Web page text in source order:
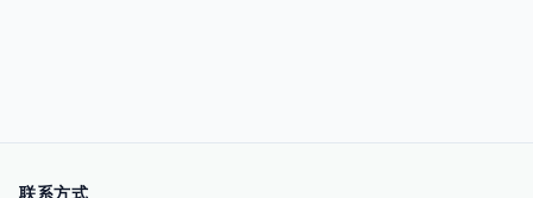
联系方式